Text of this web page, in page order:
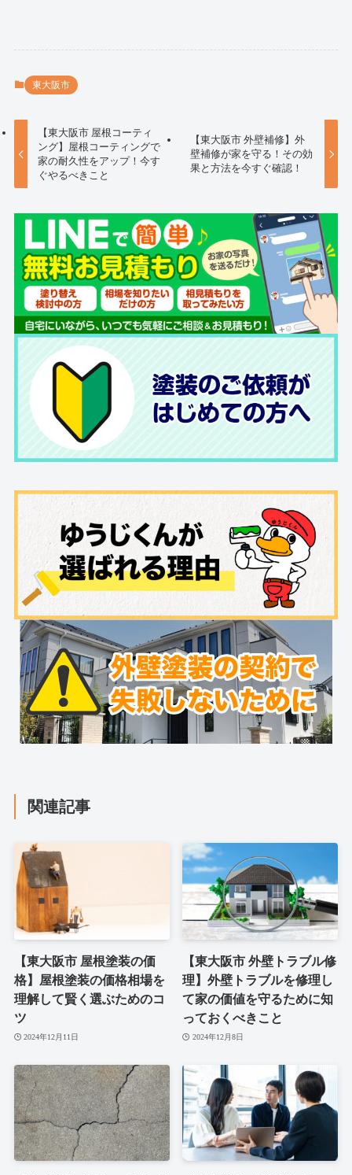
東大阪市
【東大阪市 屋根コーティ
ング】屋根コーティングで
家の耐久性をアップ！今す
ぐやるべきこと
【東大阪市 外壁補修】外
壁補修が家を守る！その効
果と方法を今すぐ確認！
関連記事
【東大阪市 屋根塗装の価
格】屋根塗装の価格相場を
理解して賢く選ぶためのコ
ツ
2024年12月11日
【東大阪市 外壁トラブル修
理】外壁トラブルを修理し
て家の価値を守るために知
っておくべきこと
2024年12月8日